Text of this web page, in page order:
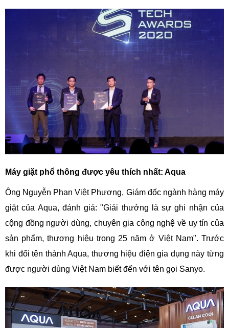
Máy giặt phổ thông được yêu thích nhất: Aqua
Ông Nguyễn Phan Việt Phương, Giám đốc ngành hàng máy
giặt của Aqua, đánh giá: "Giải thưởng là sự ghi nhận của
cộng đồng người dùng, chuyên gia công nghệ về uy tín của
sản phẩm, thương hiệu trong 25 năm ở Việt Nam". Trước
khi đổi tên thành Aqua, thương hiệu điện gia dụng này từng
được người dùng Việt Nam biết đến với tên gọi Sanyo.